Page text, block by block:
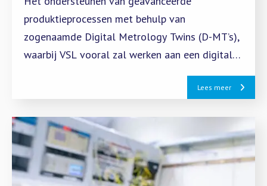
produktieprocessen met behulp van
zogenaamde Digital Metrology Twins (D-MT’s),
waarbij VSL vooral zal werken aan een digitale
representatie van tactiele metingen op de
Lees meer